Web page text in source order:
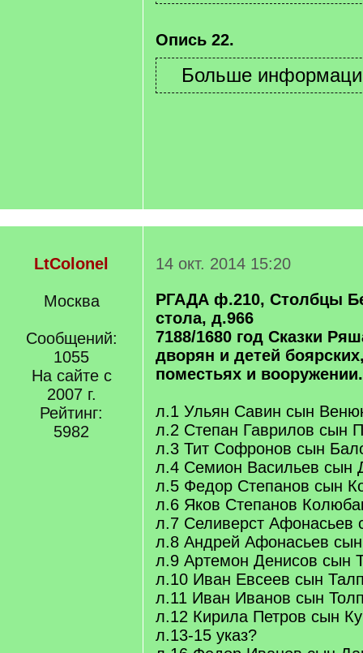
Опись 22.
LtColonel
Москва
Сообщений:
1055
На сайте с
2007 г.
Рейтинг:
5982
14 окт. 2014 15:20
РГАДА ф.210, Столбцы
стола, д.966
7188/1680 год Сказки
дворян и детей
поместьях и
л.1 Ульян Савин сын
л.2 Степан Гаврилов сын
л.3 Тит Софронов сын
л.4 Семион Васильев сын
л.5 Федор Степанов сын
л.6 Яков Степанов
л.7 Селиверст Афонасьев
л.8 Андрей Афонасьев
л.9 Артемон Денисов сын
л.10 Иван Евсеев сын
л.11 Иван Иванов сын
л.12 Кирила Петров сын
л.13-15 указ?